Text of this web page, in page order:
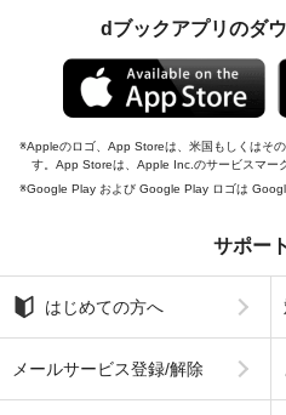
dブックアプリのダ
Appleのロゴ、App Storeは、米国もしくはそ
す。App Storeは、Apple Inc.のサービスマー
Google Play および Google Play ロゴは
サポー
はじめての方へ
メールサービス登録/解除